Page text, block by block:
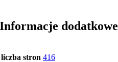
Informacje dodatkowe
liczba stron 416